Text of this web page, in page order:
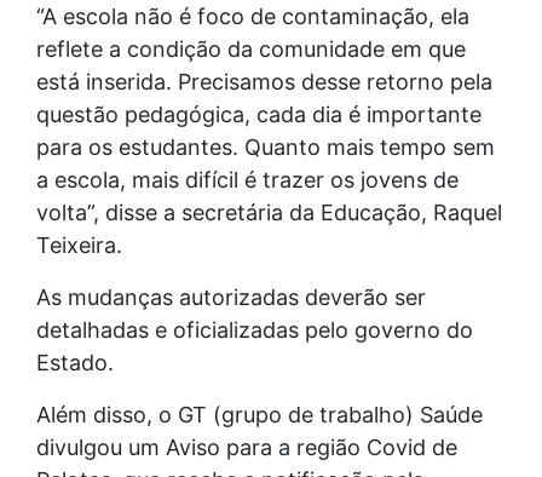
“A escola não é foco de contaminação, ela
reflete a condição da comunidade em que
está inserida. Precisamos desse retorno pela
questão pedagógica, cada dia é importante
para os estudantes. Quanto mais tempo sem
a escola, mais difícil é trazer os jovens de
volta”, disse a secretária da Educação, Raquel
Teixeira.
As mudanças autorizadas deverão ser
detalhadas e oficializadas pelo governo do
Estado.
Além disso, o GT (grupo de trabalho) Saúde
divulgou um Aviso para a região Covid de